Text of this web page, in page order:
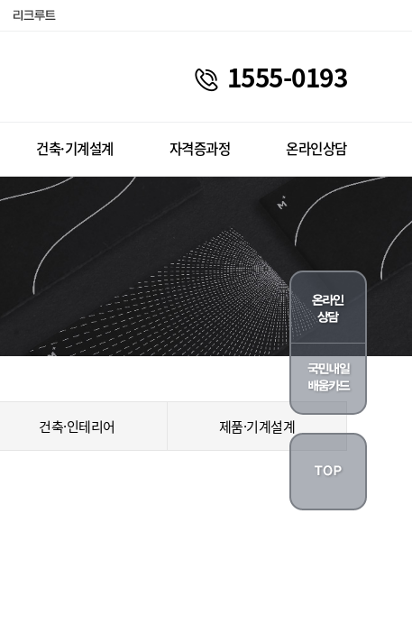
1555-0193
건축·기계설계 자격증과정 온라인상담
건축·인테리어 제품·기계설계